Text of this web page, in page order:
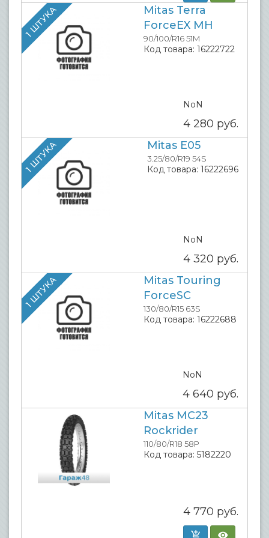
1 ШТУКА
Mitas Terra
ForceEX MH
90/100/R16 51M
Код товара: 16222722
NoN
4 280 руб.
1 ШТУКА Mitas E05
3.25/80/R19 54S
Код товара: 16222696
NoN
4 320 руб.
1 ШТУКА
Mitas Touring
ForceSC
130/80/R15 63S
Код товара: 16222688
NoN
4 640 руб.
Mitas MC23
Rockrider
110/80/R18 58P
Код товара: 5182220
4 770 руб.